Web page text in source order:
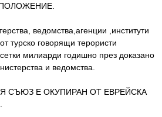
ведомства,агенции ,институти
турско говорящи терористи
милиарди годишно през доказано
и ведомства.
СЪЮЗ Е ОКУПИРАН ОТ ЕВРЕЙСКА